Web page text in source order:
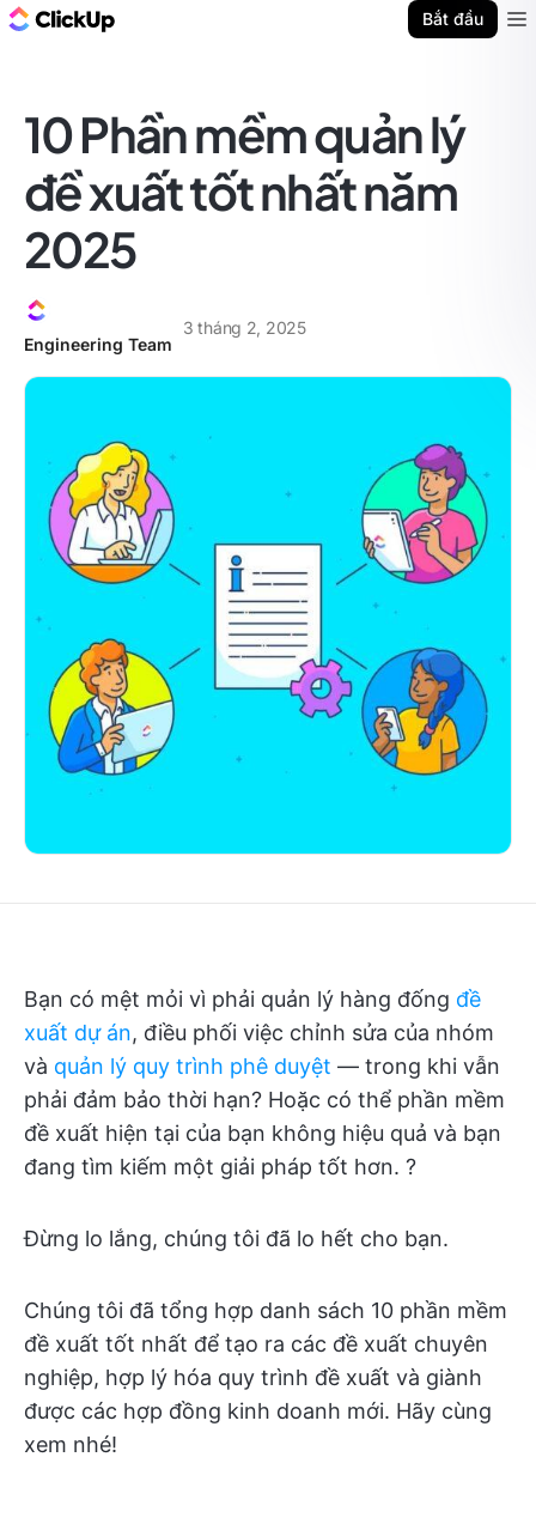
Bắt đầu
10 Phần mềm quản lý
đề xuất tốt nhất năm
2025
Engineering Team
3 tháng 2, 2025
Bạn có mệt mỏi vì phải quản lý hàng đống đề
xuất dự án, điều phối việc chỉnh sửa của nhóm
và quản lý quy trình phê duyệt — trong khi vẫn
phải đảm bảo thời hạn? Hoặc có thể phần mềm
đề xuất hiện tại của bạn không hiệu quả và bạn
đang tìm kiếm một giải pháp tốt hơn. ?
Đừng lo lắng, chúng tôi đã lo hết cho bạn.
Chúng tôi đã tổng hợp danh sách 10 phần mềm
đề xuất tốt nhất để tạo ra các đề xuất chuyên
nghiệp, hợp lý hóa quy trình đề xuất và giành
được các hợp đồng kinh doanh mới. Hãy cùng
xem nhé!